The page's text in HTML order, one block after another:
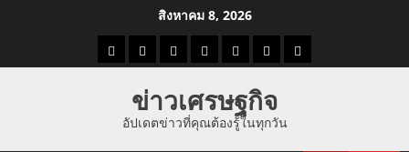
สิงหาคม 8, 2026
ราคาแนว
ราคา
ทอง
ข่าว
นี้
ข่าว
ดูด
ที่
ผู้ชาย
ข่าวเศรษฐกิจ
อัปเดตข่าวที่คุณต้องรู้ในทุกวัน